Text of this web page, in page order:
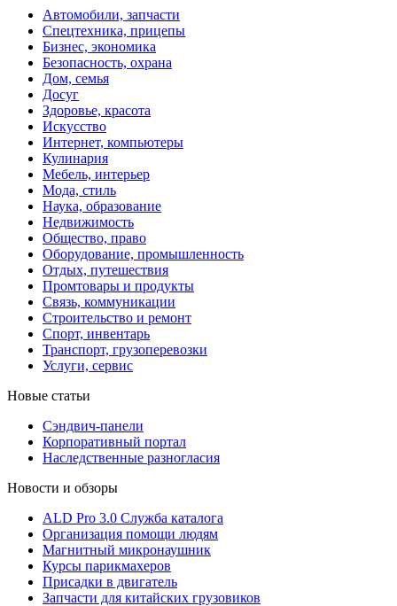
Автомобили, запчасти
Спецтехника, прицепы
Бизнес, экономика
Безопасность, охрана
Дом, семья
Досуг
Здоровье, красота
Искусство
Интернет, компьютеры
Кулинария
Мебель, интерьер
Мода, стиль
Наука, образование
Недвижимость
Общество, право
Оборудование, промышленность
Отдых, путешествия
Промтовары и продукты
Связь, коммуникации
Строительство и ремонт
Cпорт, инвентарь
Транспорт, грузоперевозки
Услуги, сервис
Новые статьи
Сэндвич-панели
Корпоративный портал
Наследственные разногласия
Новости и обзоры
ALD Pro 3.0 Служба каталога
Организация помощи людям
Магнитный микронаушник
Курсы парикмахеров
Присадки в двигатель
Запчасти для китайских грузовиков